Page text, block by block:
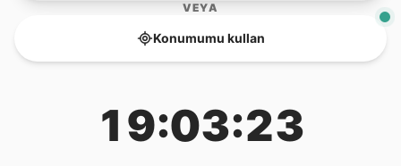
VEYA
Konumumu kullan
19:03:23